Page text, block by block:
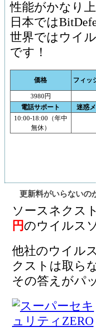
性能がかなり
日本では
世界ではウイ
です！
価格 フィッ
3980円
電話サポート
迷惑
10:00-18:00（年中
無休）
更新料がいらないの
ソースネクス
円のウイルス
他社のウイル
クストは取ら
その答えがパ